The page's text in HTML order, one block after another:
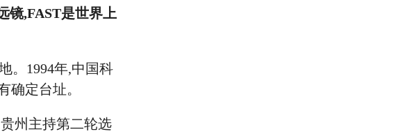
镜,FAST是世界上
。1994年,中国科
确定台址。
州主持第二轮选